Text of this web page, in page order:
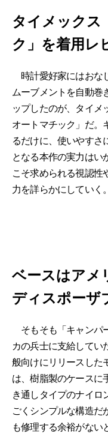
タイメックス
ク」を着用レ
時計愛好家にはおな
ムーブメントを自動巻
ップしたのが、タイメ
オートマチック」だ。
るだけに、使いやすさ
となる本作の実力はい
こそ求められる視認性
力を詳らかにしていく。
ベースはアメ
ディスポーザ
そもそも「キャンパ
カの兵士に支給してい
般向けにリリースした
は、樹脂製のケースに
き通しタイプのナイロ
ごくシンプルな構造だ
も修理する余裕がない